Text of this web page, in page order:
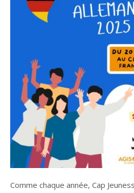
Comme chaque année, Cap